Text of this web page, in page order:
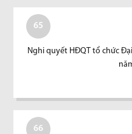
65
Nghi quyết HĐQT tổ chức
66